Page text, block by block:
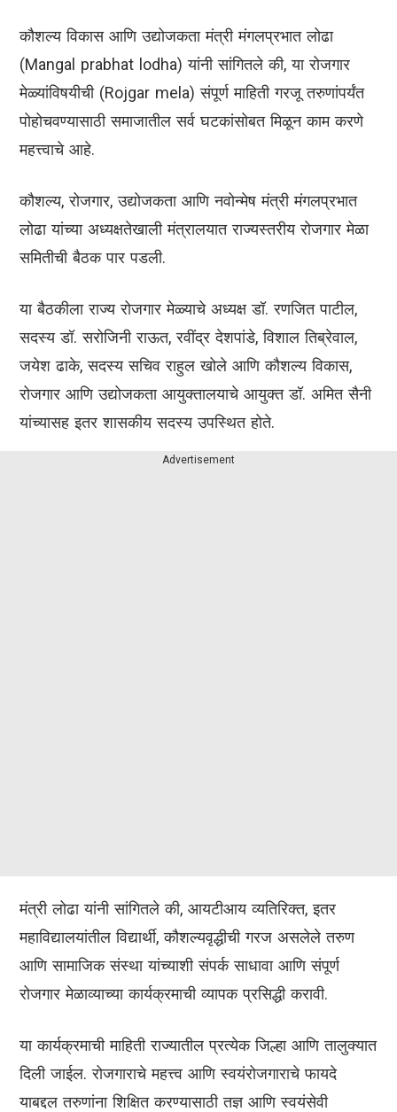
कौशल्य विकास आणि उद्योजकता मंत्री मंगलप्रभात लोढा
(Mangal prabhat lodha) यांनी सांगितले की, या रोजगार
मेळ्यांविषयीची (Rojgar mela) संपूर्ण माहिती गरजू तरुणांपर्यंत
पोहोचवण्यासाठी समाजातील सर्व घटकांसोबत मिळून काम करणे
महत्त्वाचे आहे.
कौशल्य, रोजगार, उद्योजकता आणि नवोन्मेष मंत्री मंगलप्रभात
लोढा यांच्या अध्यक्षतेखाली मंत्रालयात राज्यस्तरीय रोजगार मेळा
समितीची बैठक पार पडली.
या बैठकीला राज्य रोजगार मेळ्याचे अध्यक्ष डॉ. रणजित पाटील,
सदस्य डॉ. सरोजिनी राऊत, रवींद्र देशपांडे, विशाल तिब्रेवाल,
जयेश ढाके, सदस्य सचिव राहुल खोले आणि कौशल्य विकास,
रोजगार आणि उद्योजकता आयुक्तालयाचे आयुक्त डॉ. अमित सैनी
यांच्यासह इतर शासकीय सदस्य उपस्थित होते.
Advertisement
मंत्री लोढा यांनी सांगितले की, आयटीआय व्यतिरिक्त, इतर
महाविद्यालयांतील विद्यार्थी, कौशल्यवृद्धीची गरज असलेले तरुण
आणि सामाजिक संस्था यांच्याशी संपर्क साधावा आणि संपूर्ण
रोजगार मेळाव्याच्या कार्यक्रमाची व्यापक प्रसिद्धी करावी.
या कार्यक्रमाची माहिती राज्यातील प्रत्येक जिल्हा आणि तालुक्यात
दिली जाईल. रोजगाराचे महत्त्व आणि स्वयंरोजगाराचे फायदे
याबद्दल तरुणांना शिक्षित करण्यासाठी तज्ञ आणि स्वयंसेवी